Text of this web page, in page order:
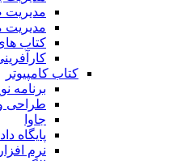
مدیریت
مدیریت
کتاب
کتاب کامپیوتر
برنامه
طراحی
جاوا
پایگاه
نرم